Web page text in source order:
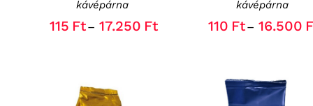
CHOSEN
ON
kávépárna
115 Ft– 17.250 Ft
CHOSEN
ON
kávépárna
110 Ft–16.500